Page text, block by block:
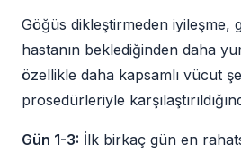
Göğüs dikleştirmeden iyileşme,
hastanın beklediğinden daha
özellikle daha kapsamlı vücut
prosedürleriyle
Gün 1-3: İlk birkaç gün en